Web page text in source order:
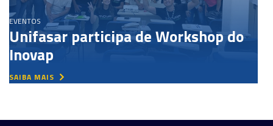
EVENTOS
Unifasar participa de Workshop do
Inovap
SAIBA MAIS